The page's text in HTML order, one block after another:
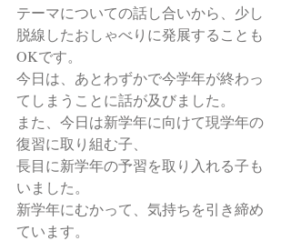
テーマについての話し合いから、少し
脱線したおしゃべりに発展することも
OKです。
今日は、あとわずかで今学年が終わっ
てしまうことに話が及びました。
また、今日は新学年に向けて現学年の
復習に取り組む子、
長目に新学年の予習を取り入れる子も
いました。
新学年にむかって、気持ちを引き締め
ています。